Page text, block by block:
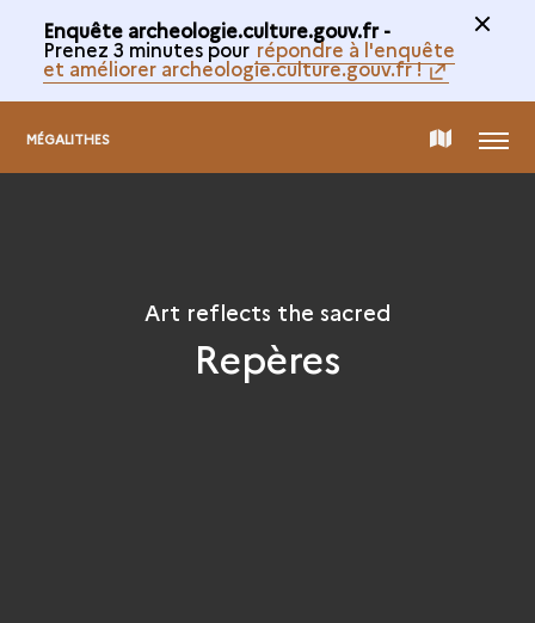
Enquête archeologie.culture.gouv.fr -
Prenez 3 minutes pour répondre à l'enquête
et améliorer archeologie.culture.gouv.fr !
MÉGALITHES MAP MENU
Art reflects the sacred
Repères